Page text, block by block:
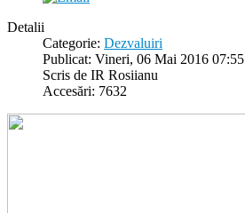
Detalii
Categorie: Dezvaluiri
Publicat: Vineri, 06 Mai 2016 07:55
Scris de IR Rosiianu
Accesări: 7632